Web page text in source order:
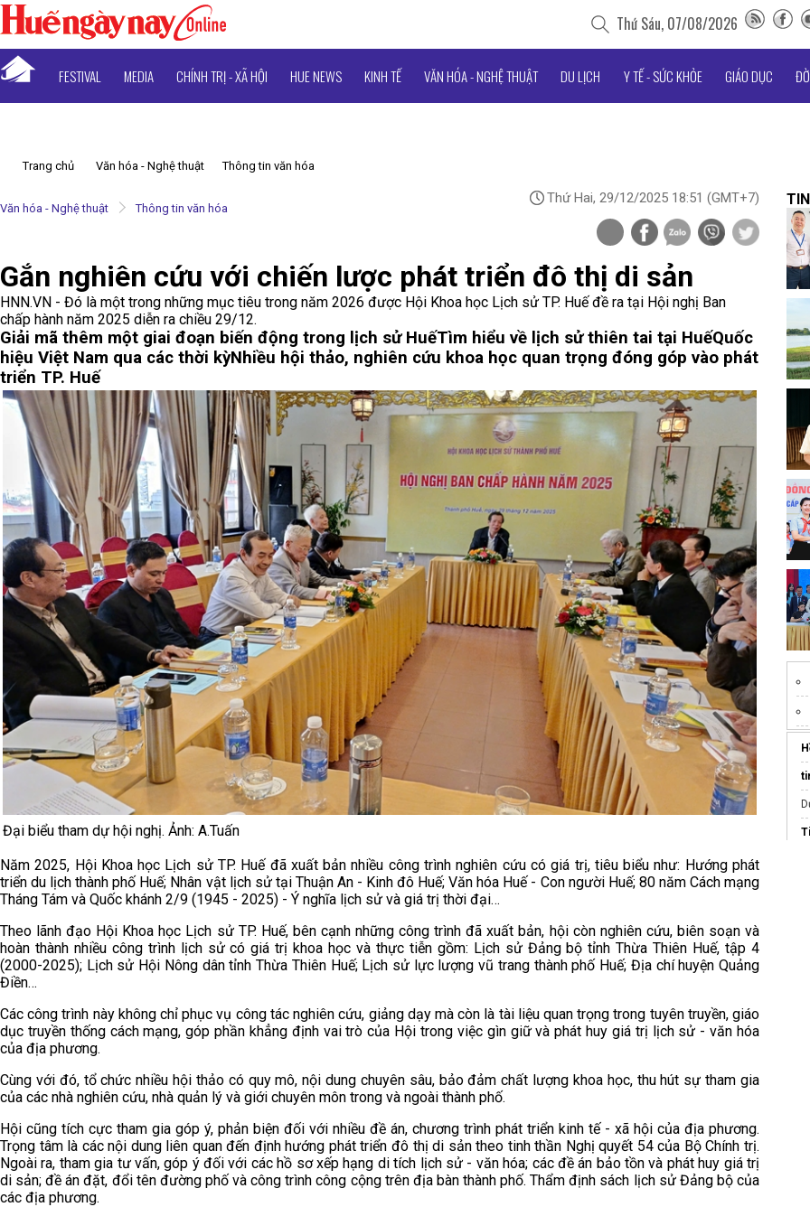
Thứ Sáu, 07/08/2026
FESTIVAL MEDIA CHÍNH TRỊ - XÃ HỘI HUE NEWS KINH TẾ VĂN HÓA - NGHỆ THUẬT DU LỊCH Y TẾ - SỨC KHỎE GIÁO DỤC
Trang chủ Văn hóa - Nghệ thuật Thông tin văn hóa
Văn hóa - Nghệ thuật Thông tin văn hóa
Thứ Hai, 29/12/2025 18:51 (GMT+7)
Gắn nghiên cứu với chiến lược phát triển đô thị di sản
HNN.VN - Đó là một trong những mục tiêu trong năm 2026 được Hội Khoa học Lịch sử TP. Huế đề ra tại Hội nghị Ban
chấp hành năm 2025 diễn ra chiều 29/12.
Giải mã thêm một giai đoạn biến động trong lịch sử HuếTìm hiểu về lịch sử thiên tai tại HuếQuốc
hiệu Việt Nam qua các thời kỳNhiều hội thảo, nghiên cứu khoa học quan trọng đóng góp vào phát
triển TP. Huế
Đại biểu tham dự hội nghị. Ảnh: A.Tuấn
Năm 2025, Hội Khoa học Lịch sử TP. Huế đã xuất bản nhiều công trình nghiên cứu có giá trị, tiêu biểu như: Hướng phát
triển du lịch thành phố Huế; Nhân vật lịch sử tại Thuận An - Kinh đô Huế; Văn hóa Huế - Con người Huế; 80 năm Cách mạng
Tháng Tám và Quốc khánh 2/9 (1945 - 2025) - Ý nghĩa lịch sử và giá trị thời đại…
Theo lãnh đạo Hội Khoa học Lịch sử TP. Huế, bên cạnh những công trình đã xuất bản, hội còn nghiên cứu, biên soạn và
hoàn thành nhiều công trình lịch sử có giá trị khoa học và thực tiễn gồm: Lịch sử Đảng bộ tỉnh Thừa Thiên Huế, tập 4
(2000-2025); Lịch sử Hội Nông dân tỉnh Thừa Thiên Huế; Lịch sử lực lượng vũ trang thành phố Huế; Địa chí huyện Quảng
Điền…
Các công trình này không chỉ phục vụ công tác nghiên cứu, giảng dạy mà còn là tài liệu quan trọng trong tuyên truyền, giáo
dục truyền thống cách mạng, góp phần khẳng định vai trò của Hội trong việc gìn giữ và phát huy giá trị lịch sử - văn hóa
của địa phương.
Cùng với đó, tổ chức nhiều hội thảo có quy mô, nội dung chuyên sâu, bảo đảm chất lượng khoa học, thu hút sự tham gia
của các nhà nghiên cứu, nhà quản lý và giới chuyên môn trong và ngoài thành phố.
Hội cũng tích cực tham gia góp ý, phản biện đối với nhiều đề án, chương trình phát triển kinh tế - xã hội của địa phương.
Trọng tâm là các nội dung liên quan đến định hướng phát triển đô thị di sản theo tinh thần Nghị quyết 54 của Bộ Chính trị.
Ngoài ra, tham gia tư vấn, góp ý đối với các hồ sơ xếp hạng di tích lịch sử - văn hóa; các đề án bảo tồn và phát huy giá trị
di sản; đề án đặt, đổi tên đường phố và công trình công cộng trên địa bàn thành phố. Thẩm định sách lịch sử Đảng bộ của
các địa phương.